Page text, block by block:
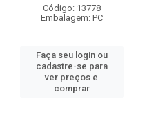
Código: 13778
Embalagem: PC
Faça seu login ou
cadastre-se para
ver preços e
comprar